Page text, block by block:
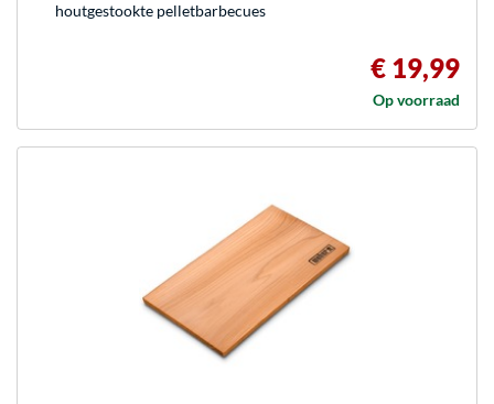
houtgestookte pelletbarbecues
€ 19,99
Op voorraad